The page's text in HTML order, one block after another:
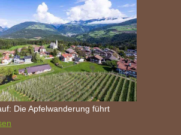
Die Apfelwanderung führt